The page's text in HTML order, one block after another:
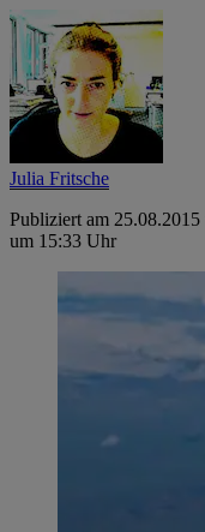
Julia Fritsche
Publiziert am
um 15:33 Uhr